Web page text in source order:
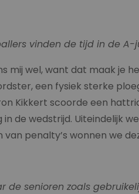
vinden de tijd in de
mij wel, want dat maak je
een fysiek sterke
Kikkert scoorde een
de wedstrijd. Uiteindelijk
penalty’s wonnen we
de senioren zoals